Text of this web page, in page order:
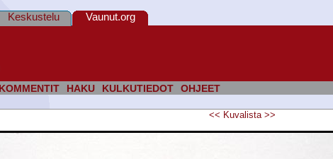
KOMMENTIT HAKU KULKUTIEDOT OHJEET
Keskustelu Vaunut.org
<< Kuvalista >>